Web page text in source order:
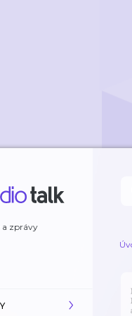
a zprávy